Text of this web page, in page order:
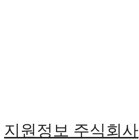
지원정보 주식회사